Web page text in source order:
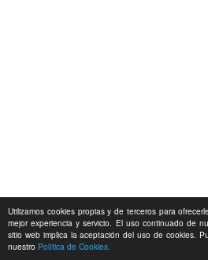
Utilizamos cookies propias y de terceros para
mejor experiencia y servicio. El uso continuado de
sitio web implica la aceptación del uso de cookies.
nuestro Política de Cookies.